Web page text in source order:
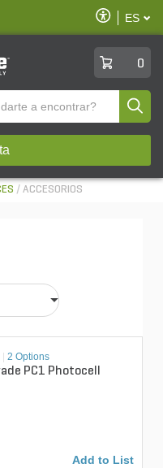
Habilitar
ES
0
ACCESORIOS
2 Options
PC1 Photocell
Add to List